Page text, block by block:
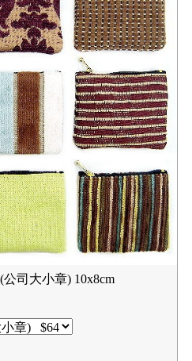
司大小章) 10x8cm